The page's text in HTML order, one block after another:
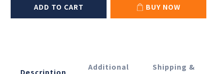
ADD TO CART BUY NOW
Description
Additional
Shipping &